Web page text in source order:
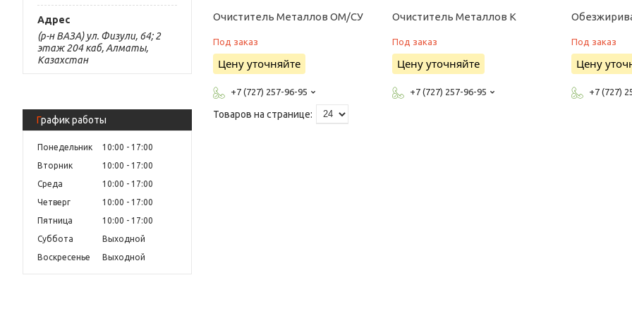
(р-н ВАЗА) ул. Физули, 64; 2
этаж 204 каб, Алматы,
Казахстан
График работы
Понедельник 10:00
17:00
Вторник
10:00
17:00
Среда
10:00
17:00
Четверг
10:00
17:00
Пятница
10:00
17:00
Суббота
Выходной
Воскресенье
Выходной
Очиститель Металлов ОМ/СУ
Под заказ
Цену уточняйте
+7 (727) 257-96-95
Очиститель Металлов К
Под заказ
Цену уточняйте
+7 (727) 257-96-95
Под заказ
Цену
+7 (727)